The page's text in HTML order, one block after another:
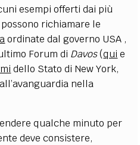
esempi offerti dai più
richiamare le
ordinate dal governo USA ,
Forum di Davos(qui e
dello Stato di New York,
nella
qualche minuto per
deve consistere,